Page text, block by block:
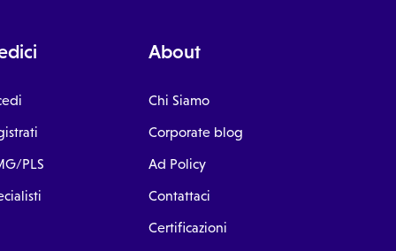
PLS
About
Chi Siamo
Corporate blog
Ad Policy
Contattaci
Certificazioni